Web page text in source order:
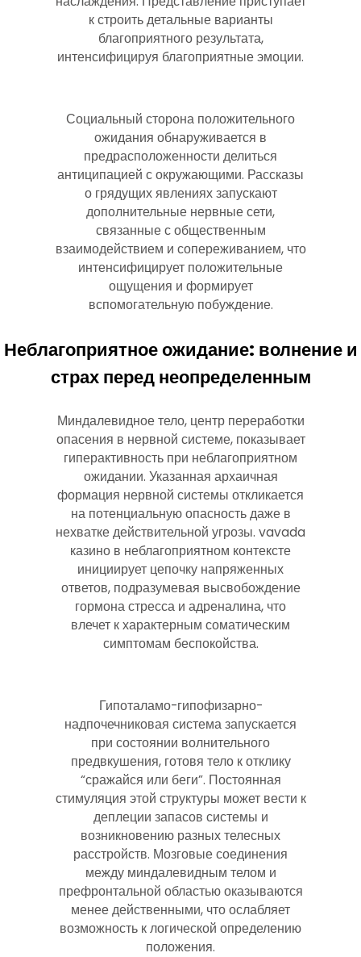
к строить детальные варианты
благоприятного результата,
интенсифицируя благоприятные эмоции.
Социальный сторона положительного
ожидания обнаруживается в
предрасположенности делиться
антиципацией с окружающими. Рассказы
о грядущих явлениях запускают
дополнительные нервные сети,
связанные с общественным
взаимодействием и сопереживанием, что
интенсифицирует положительные
ощущения и формирует
вспомогательную побуждение.
Неблагоприятное ожидание: волнение и
страх перед неопределенным
Миндалевидное тело, центр переработки
опасения в нервной системе, показывает
гиперактивность при неблагоприятном
ожидании. Указанная архаичная
формация нервной системы откликается
на потенциальную опасность даже в
нехватке действительной угрозы. vavada
казино в неблагоприятном контексте
инициирует цепочку напряженных
ответов, подразумевая высвобождение
гормона стресса и адреналина, что
влечет к характерным соматическим
симптомам беспокойства.
Гипоталамо-гипофизарно-
надпочечниковая система запускается
при состоянии волнительного
предвкушения, готовя тело к отклику
“сражайся или беги”. Постоянная
стимуляция этой структуры может вести к
деплеции запасов системы и
возникновению разных телесных
расстройств. Мозговые соединения
между миндалевидным телом и
префронтальной областью оказываются
менее действенными, что ослабляет
возможность к логической определению
положения.